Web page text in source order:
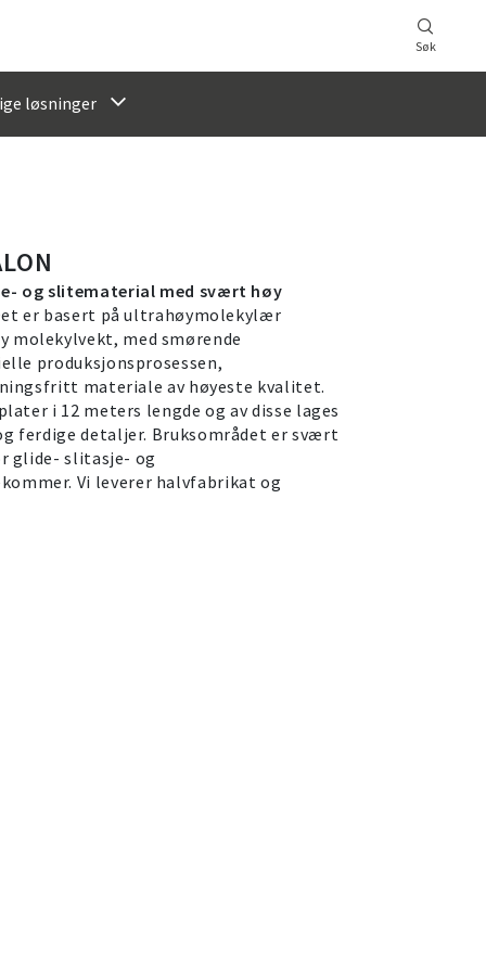
Søk
løsninger
og slitematerial med svært høy
er basert på ultrahøymolekylær
molekylvekt, med smørende
produksjonsprosessen,
materiale av høyeste kvalitet.
i 12 meters lengde og av disse lages
ferdige detaljer. Bruksområdet er svært
glide- slitasje- og
Vi leverer halvfabrikat og